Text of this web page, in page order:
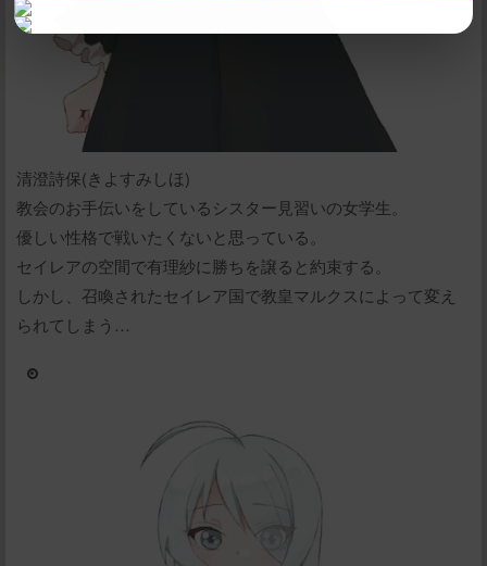
清澄詩保(きよすみしほ)
教会のお手伝いをしているシスター見習いの女学生。
優しい性格で戦いたくないと思っている。
セイレアの空間で有理紗に勝ちを譲ると約束する。
しかし、召喚されたセイレア国で教皇マルクスによって変え
られてしまう…